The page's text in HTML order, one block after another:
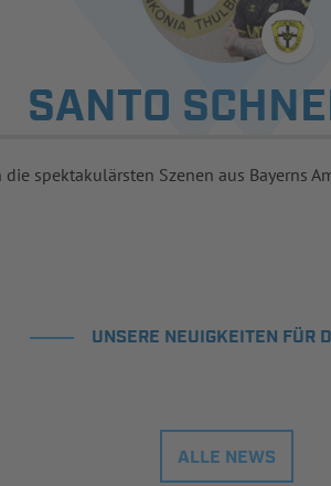
SANTO
die spektakulärsten Szenen aus Bayerns
UNSERE NEUIGKEITEN FÜR
ALLE NEWS